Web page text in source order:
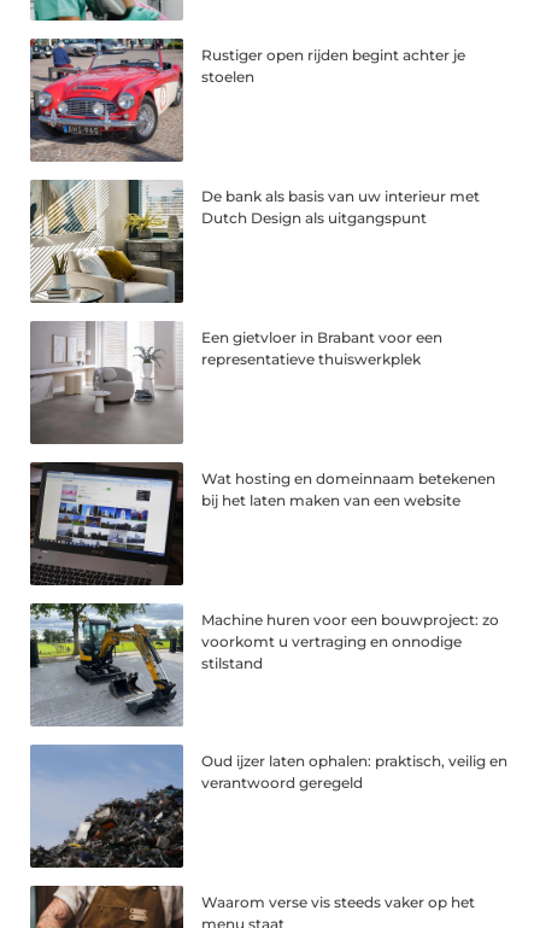
Rustiger open rijden begint achter je
stoelen
De bank als basis van uw interieur met
Dutch Design als uitgangspunt
Een gietvloer in Brabant voor een
representatieve thuiswerkplek
Wat hosting en domeinnaam betekenen
bij het laten maken van een website
Machine huren voor een bouwproject: zo
voorkomt u vertraging en onnodige
stilstand
Oud ijzer laten ophalen: praktisch, veilig en
verantwoord geregeld
Waarom verse vis steeds vaker op het
menu staat